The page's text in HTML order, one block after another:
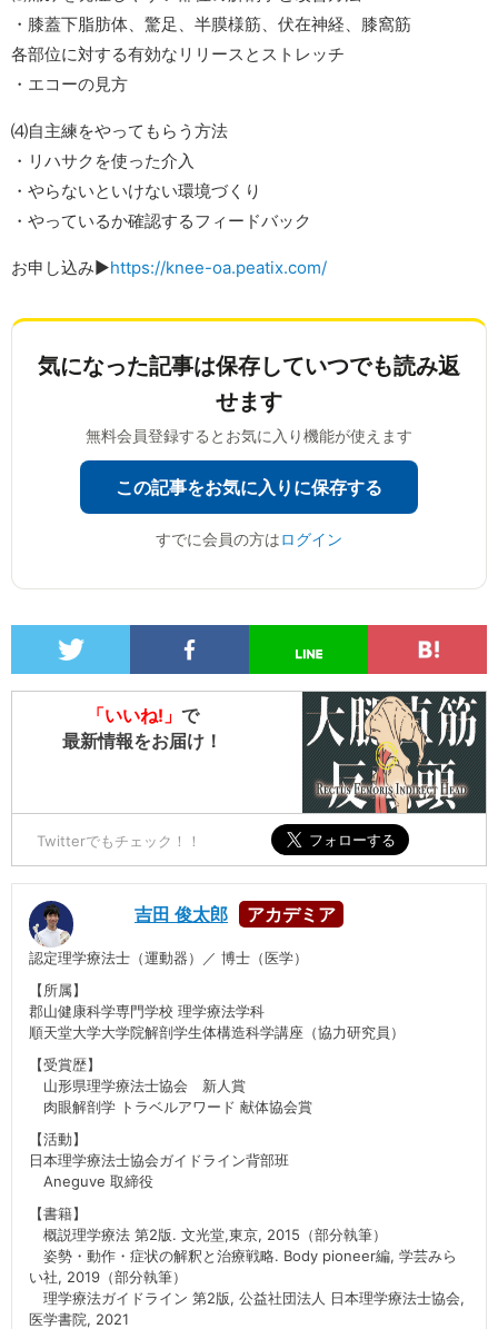
・膝蓋下脂肪体、驚足、半膜様筋、伏在神経、膝窩筋
各部位に対する有効なリリースとストレッチ
・エコーの見方
⑷自主練をやってもらう方法
・リハサクを使った介入
・やらないといけない環境づくり
・やっているか確認するフィードバック
お申し込み▶︎https://knee-oa.peatix.com/
気になった記事は保存していつでも読み返
せます
無料会員登録するとお気に入り機能が使えます
この記事をお気に入りに保存する
すでに会員の方はログイン
「いいね!」 で
最新情報をお届け！
Twitterでもチェック！！
吉田 俊太郎
認定理学療法士（運動器）／ 博士（医学）
【所属】
郡山健康科学専門学校 理学療法学科
順天堂大学大学院解剖学生体構造科学講座（協力研究員）
【受賞歴】
山形県理学療法士協会 新人賞
肉眼解剖学 トラベルアワード 献体協会賞
【活動】
日本理学療法士協会ガイドライン背部班
Aneguve 取締役
【書籍】
概説理学療法 第2版. 文光堂,東京, 2015（部分執筆）
姿勢・動作・症状の解釈と治療戦略. Body pioneer編, 学芸みら
い社, 2019（部分執筆）
理学療法ガイドライン 第2版, 公益社団法人 日本理学療法士協会,
医学書院, 2021